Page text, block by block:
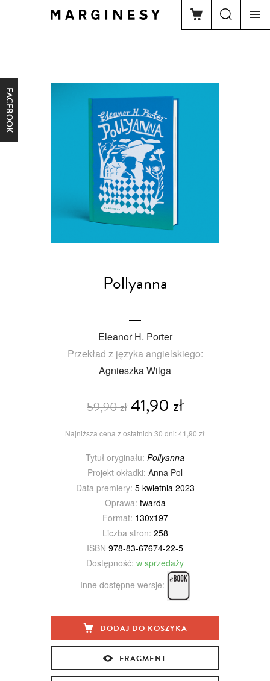
FACEBOOK
Pollyanna
Eleanor H. Porter
Przekład z języka angielskiego:
Agnieszka Wilga
59,90 zł41,90 zł
Najniższa cena z ostatnich 30 dni: 41,90 zł
Tytuł oryginału: Pollyanna
Projekt okładki: Anna Pol
Data premiery: 5 kwietnia 2023
Oprawa: twarda
Format: 130x197
Liczba stron: 258
ISBN 978-83-67674-22-5
Dostępność: w sprzedaży
Inne dostępne wersje:
DODAJ DO KOSZYKA
FRAGMENT